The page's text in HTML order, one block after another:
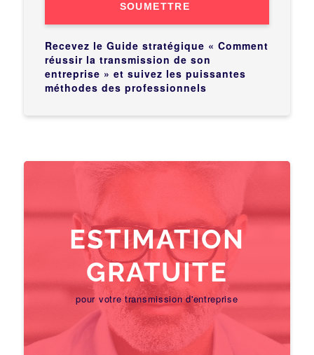
SOUMETTRE
Recevez le Guide stratégique « Comment
réussir la transmission de son
entreprise » et suivez les puissantes
méthodes des professionnels
ESTIMATION
GRATUITE
pour votre transmission d'entreprise